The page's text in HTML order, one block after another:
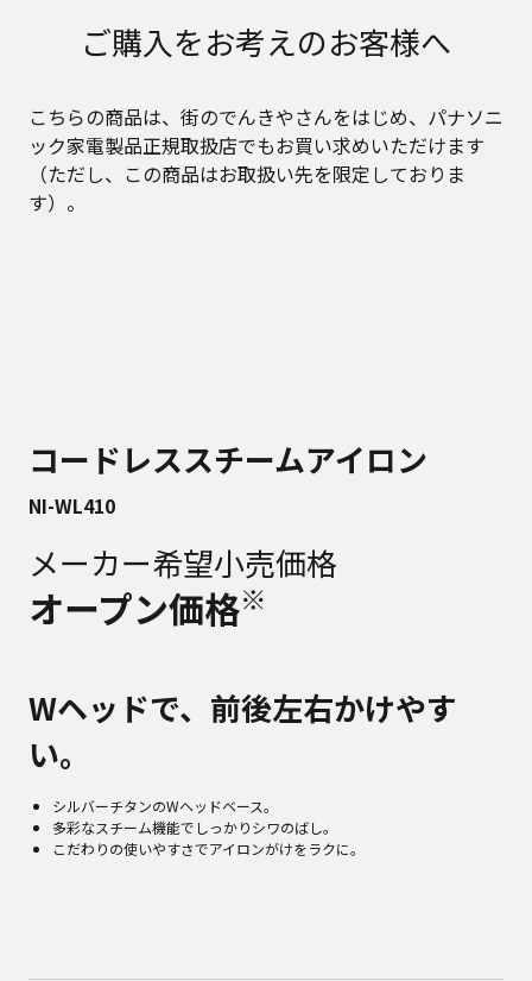
ご購入をお考えのお客様へ
こちらの商品は、街のでんきやさんをはじめ、パナソニ
ック家電製品正規取扱店でもお買い求めいただけます
（ただし、この商品はお取扱い先を限定しておりま
す）。
コードレススチームアイロン
NI-WL410
メーカー希望小売価格
オープン価格※
Wヘッドで、前後左右かけやす
い。
シルバーチタンのWヘッドベース。
多彩なスチーム機能でしっかりシワのばし。
こだわりの使いやすさでアイロンがけをラクに。